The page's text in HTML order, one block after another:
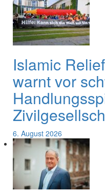
Islamic
warnt vor
6. August 2026